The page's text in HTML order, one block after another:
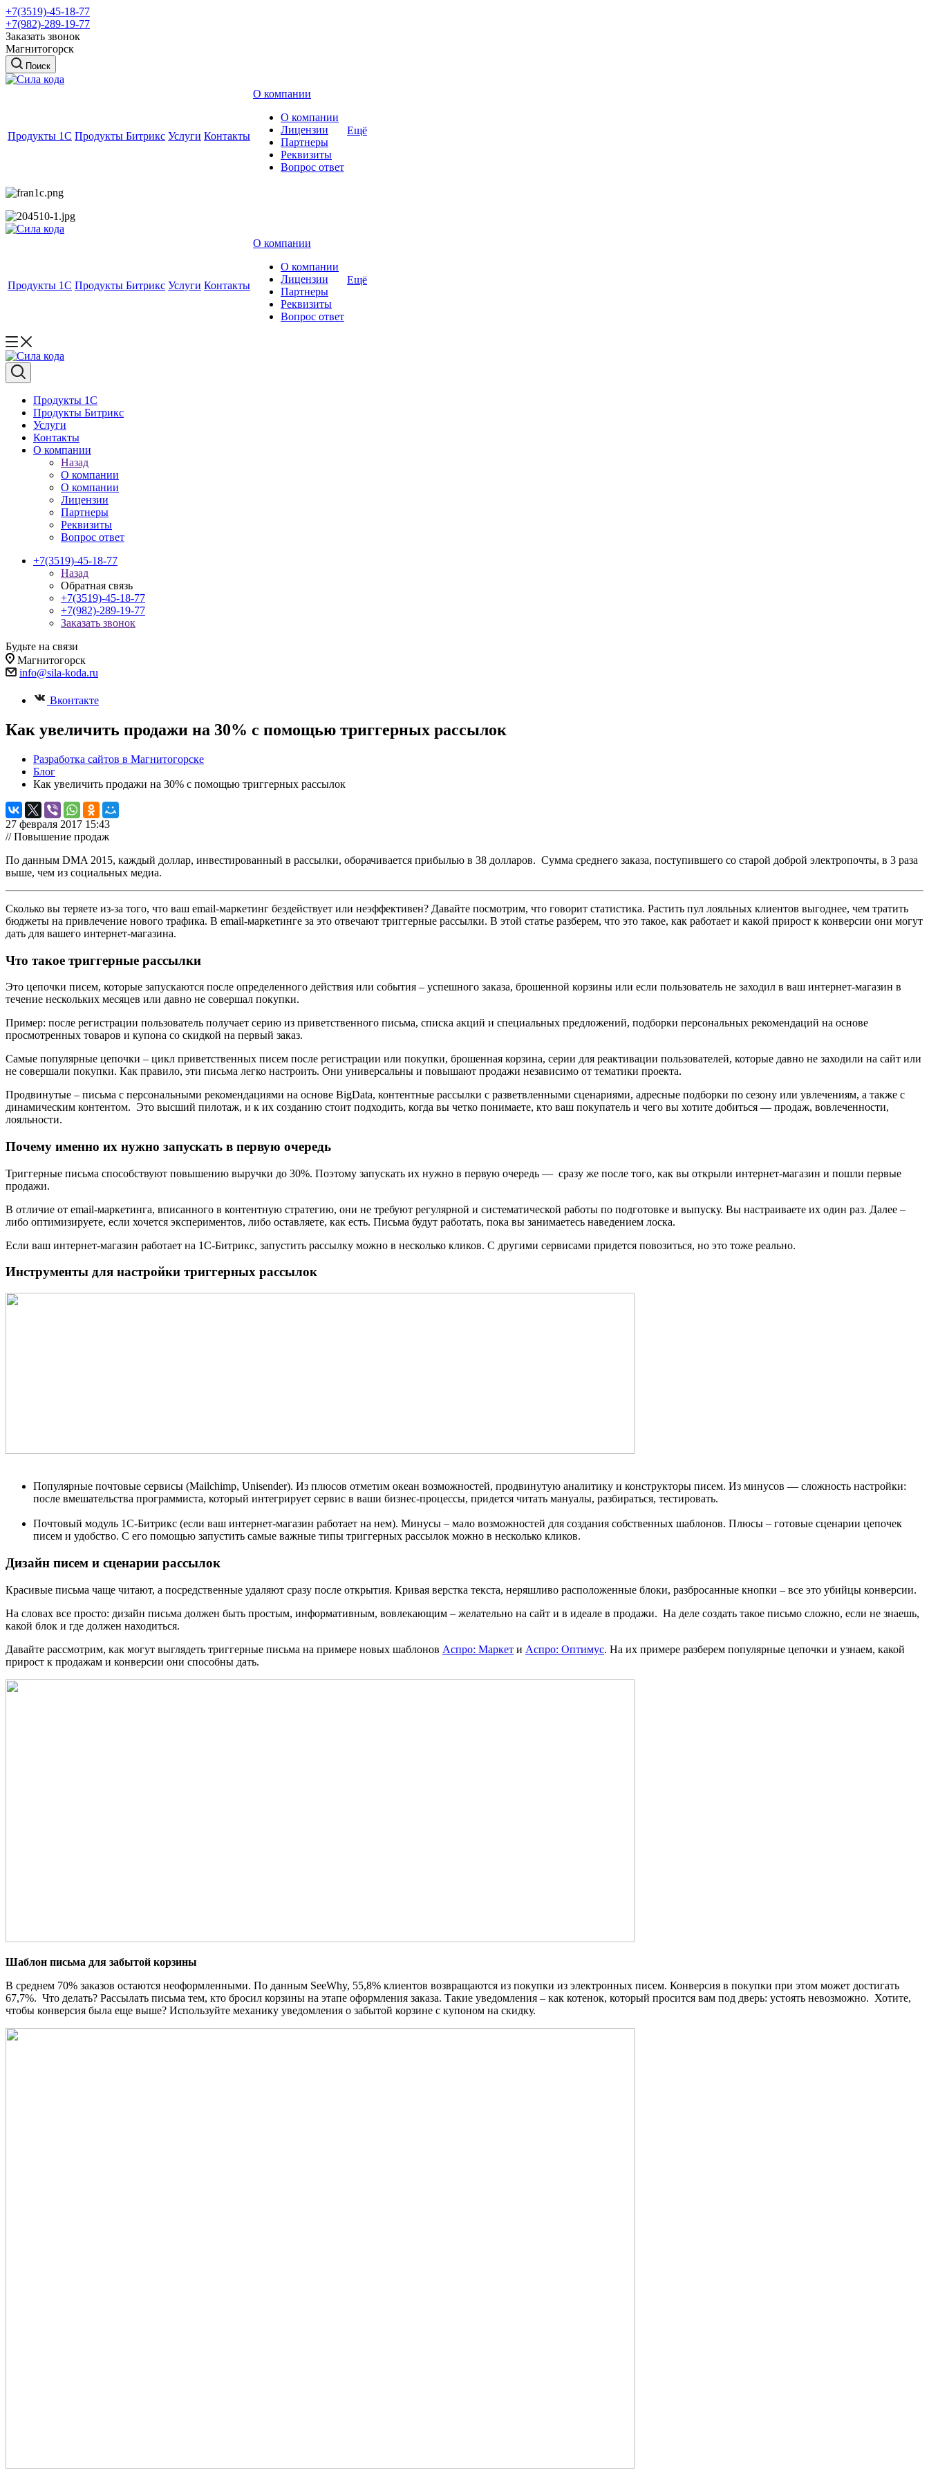
+7(3519)-45-18-77
+7(982)-289-19-77
Заказать звонок
Магнитогорск
Поиск
Продукты 1C Продукты Битрикс Услуги Контакты
О компании
О компании
Лицензии
Партнеры
Реквизиты
Вопрос ответ
Ещё
Продукты 1C Продукты Битрикс Услуги Контакты
О компании
О компании
Лицензии
Партнеры
Реквизиты
Вопрос ответ
Ещё
Продукты 1C
Продукты Битрикс
Услуги
Контакты
О компании
Назад
О компании
О компании
Лицензии
Партнеры
Реквизиты
Вопрос ответ
+7(3519)-45-18-77
Назад
Обратная связь
+7(3519)-45-18-77
+7(982)-289-19-77
Заказать звонок
Будьте на связи
Магнитогорск
info@sila-koda.ru
Вконтакте
Как увеличить продажи на 30% с помощью триггерных рассылок
Разработка сайтов в Магнитогорске
Блог
Как увеличить продажи на 30% с помощью триггерных рассылок
27 февраля 2017 15:43
// Повышение продаж
По данным DMA 2015, каждый доллар, инвестированный в рассылки, оборачивается прибылью в 38 долларов. Сумма среднего заказа, поступившего со старой доброй электропочты, в 3 раза
выше, чем из социальных медиа.
Сколько вы теряете из-за того, что ваш email-маркетинг бездействует или неэффективен? Давайте посмотрим, что говорит статистика. Растить пул лояльных клиентов выгоднее, чем тратить
бюджеты на привлечение нового трафика. В email-маркетинге за это отвечают триггерные рассылки. В этой статье разберем, что это такое, как работает и какой прирост к конверсии они могут
дать для вашего интернет-магазина.
Что такое триггерные рассылки
Это цепочки писем, которые запускаются после определенного действия или события – успешного заказа, брошенной корзины или если пользователь не заходил в ваш интернет-магазин в
течение нескольких месяцев или давно не совершал покупки.
Пример: после регистрации пользователь получает серию из приветственного письма, списка акций и специальных предложений, подборки персональных рекомендаций на основе
просмотренных товаров и купона со скидкой на первый заказ.
Самые популярные цепочки – цикл приветственных писем после регистрации или покупки, брошенная корзина, серии для реактивации пользователей, которые давно не заходили на сайт или
не совершали покупки. Как правило, эти письма легко настроить. Они универсальны и повышают продажи независимо от тематики проекта.
Продвинутые – письма с персональными рекомендациями на основе BigData, контентные рассылки с разветвленными сценариями, адресные подборки по сезону или увлечениям, а также с
динамическим контентом. Это высший пилотаж, и к их созданию стоит подходить, когда вы четко понимаете, кто ваш покупатель и чего вы хотите добиться — продаж, вовлеченности,
лояльности.
Почему именно их нужно запускать в первую очередь
Триггерные письма способствуют повышению выручки до 30%. Поэтому запускать их нужно в первую очередь — сразу же после того, как вы открыли интернет-магазин и пошли первые
продажи.
В отличие от email-маркетинга, вписанного в контентную стратегию, они не требуют регулярной и систематической работы по подготовке и выпуску. Вы настраиваете их один раз. Далее –
либо оптимизируете, если хочется экспериментов, либо оставляете, как есть. Письма будут работать, пока вы занимаетесь наведением лоска.
Если ваш интернет-магазин работает на 1С-Битрикс, запустить рассылку можно в несколько кликов. С другими сервисами придется повозиться, но это тоже реально.
Инструменты для настройки триггерных рассылок
Популярные почтовые сервисы (Mailchimp, Unisender). Из плюсов отметим океан возможностей, продвинутую аналитику и конструкторы писем. Из минусов — сложность настройки:
после вмешательства программиста, который интегрирует сервис в ваши бизнес-процессы, придется читать мануалы, разбираться, тестировать.
Почтовый модуль 1С-Битрикс (если ваш интернет-магазин работает на нем). Минусы – мало возможностей для создания собственных шаблонов. Плюсы – готовые сценарии цепочек
писем и удобство. С его помощью запустить самые важные типы триггерных рассылок можно в несколько кликов.
Дизайн писем и сценарии рассылок
Красивые письма чаще читают, а посредственные удаляют сразу после открытия. Кривая верстка текста, неряшливо расположенные блоки, разбросанные кнопки – все это убийцы конверсии.
На словах все просто: дизайн письма должен быть простым, информативным, вовлекающим – желательно на сайт и в идеале в продажи. На деле создать такое письмо сложно, если не знаешь,
какой блок и где должен находиться.
Давайте рассмотрим, как могут выглядеть триггерные письма на примере новых шаблонов Аспро: Маркет и Аспро: Оптимус. На их примере разберем популярные цепочки и узнаем, какой
прирост к продажам и конверсии они способны дать.
Шаблон письма для забытой корзины
В среднем 70% заказов остаются неоформленными. По данным SeeWhy, 55,8% клиентов возвращаются из покупки из электронных писем. Конверсия в покупки при этом может достигать
67,7%. Что делать? Рассылать письма тем, кто бросил корзины на этапе оформления заказа. Такие уведомления – как котенок, который просится вам под дверь: устоять невозможно. Хотите,
чтобы конверсия была еще выше? Используйте механику уведомления о забытой корзине с купоном на скидку.